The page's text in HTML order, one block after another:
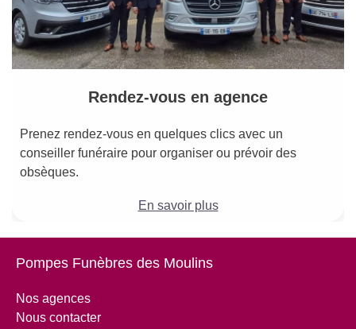
Rendez-vous en agence
Prenez rendez-vous en quelques clics avec un
conseiller funéraire pour organiser ou prévoir des
obsèques.
En savoir plus
Pompes Funèbres des Moulins
Nos agences
Nous contacter